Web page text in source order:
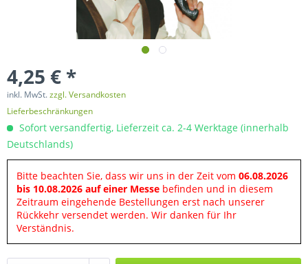
4,25 € *
inkl. MwSt.zzgl. Versandkosten
Lieferbeschränkungen
Sofort versandfertig, Lieferzeit ca. 2-4 Werktage (innerhalb
Deutschlands)
Bitte beachten Sie, dass wir uns in der Zeit vom 06.08.2026
bis 10.08.2026 auf einer Messe befinden und in diesem
Zeitraum eingehende Bestellungen erst nach unserer
Rückkehr versendet werden. Wir danken für Ihr
Verständnis.